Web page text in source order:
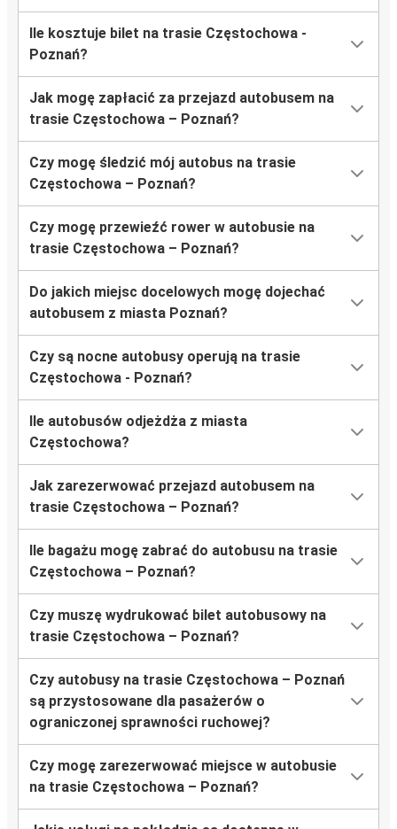
Ile kosztuje bilet na trasie Częstochowa -
Poznań?
Jak mogę zapłacić za przejazd autobusem na
trasie Częstochowa – Poznań?
Czy mogę śledzić mój autobus na trasie
Częstochowa – Poznań?
Czy mogę przewieźć rower w autobusie na
trasie Częstochowa – Poznań?
Do jakich miejsc docelowych mogę dojechać
autobusem z miasta Poznań?
Czy są nocne autobusy operują na trasie
Częstochowa - Poznań?
Ile autobusów odjeżdża z miasta
Częstochowa?
Jak zarezerwować przejazd autobusem na
trasie Częstochowa – Poznań?
Ile bagażu mogę zabrać do autobusu na trasie
Częstochowa – Poznań?
Czy muszę wydrukować bilet autobusowy na
trasie Częstochowa – Poznań?
Czy autobusy na trasie Częstochowa – Poznań
są przystosowane dla pasażerów o
ograniczonej sprawności ruchowej?
Czy mogę zarezerwować miejsce w autobusie
na trasie Częstochowa – Poznań?